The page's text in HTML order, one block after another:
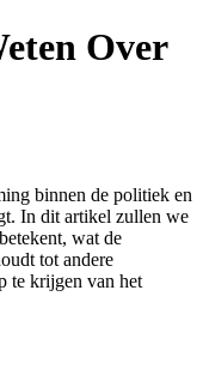
Over
binnen de politiek en
In dit artikel zullen we
wat de
tot andere
te krijgen van het